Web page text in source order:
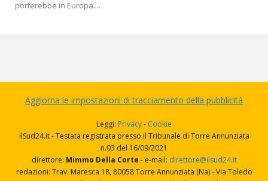
porterebbe in Europa....
Aggiorna le impostazioni di tracciamento della pubblicità
Leggi: Privacy- Cookie
ilSud24.it - Testata registrata presso il Tribunale di Torre Annunziata
n.03 del 16/09/2021
direttore: Mimmo Della Corte - e-mail: direttore@ilsud24.it
redazioni: Trav. Maresca 18, 80058 Torre Annunziata (Na) - Via Toledo